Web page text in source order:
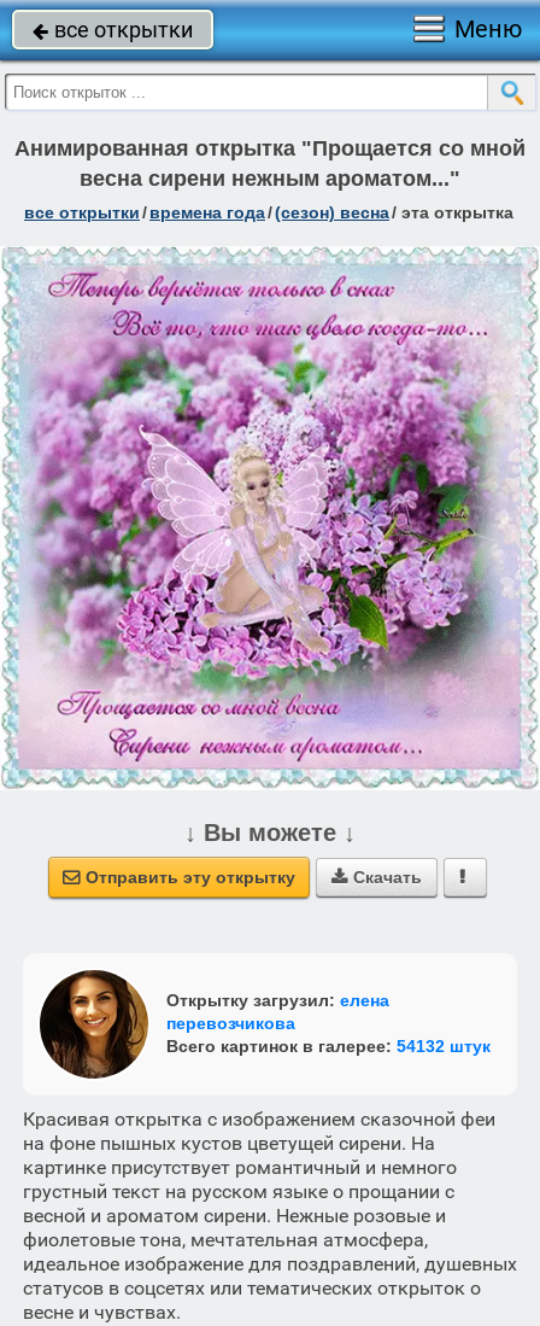
 все открытки Меню
Анимированная открытка "Прощается со мной
весна сирени нежным ароматом..."
все открытки/времена года/(сезон) весна/ эта открытка
↓ Вы можете ↓
 Отправить эту открытку  Скачать 
Открытку загрузил: елена
перевозчикова
Всего картинок в галерее: 54132 штук
Красивая открытка с изображением сказочной феи
на фоне пышных кустов цветущей сирени. На
картинке присутствует романтичный и немного
грустный текст на русском языке о прощании с
весной и ароматом сирени. Нежные розовые и
фиолетовые тона, мечтательная атмосфера,
идеальное изображение для поздравлений, душевных
статусов в соцсетях или тематических открыток о
весне и чувствах.